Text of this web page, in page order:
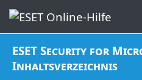
ESET Security for
Inhaltsverzeichnis